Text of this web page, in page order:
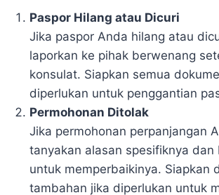
Paspor Hilang atau Dicuri
Jika paspor Anda hilang atau
laporkan ke pihak berwenang
konsulat. Siapkan semua
diperlukan untuk penggantian
Permohonan Ditolak
Jika permohonan perpanjangan
tanyakan alasan spesifiknya dan
untuk memperbaikinya. Siapkan
tambahan jika diperlukan untuk